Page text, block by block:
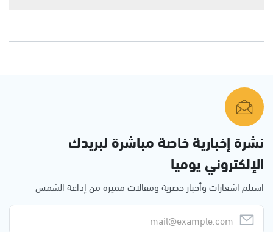
نشرة إخبارية خاصة مباشرة لبريدك
الإلكتروني يوميا
استلم اشعارات وأخبار حصرية ومقالات مميزة من إذاعة الشمس